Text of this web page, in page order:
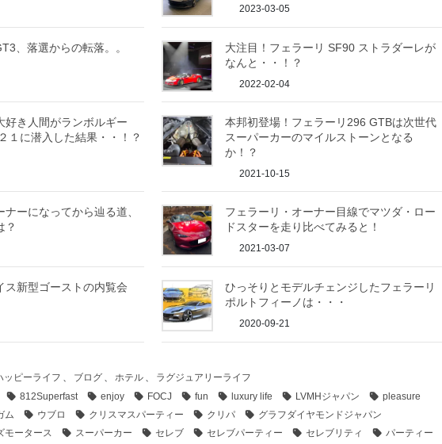
2023-03-05
、落選からの転落。。
大注目！フェラーリ SF90 ストラダーレが
なんと・・！？
2022-02-04
好き人間がランボルギー
１に潜入した結果・・！？
本邦初登場！フェラーリ296 GTBは次世代
スーパーカーのマイルストーンとなる
か！？
2021-10-15
ナーになってから辿る道、
？
フェラーリ・オーナー目線でマツダ・ロー
ドスターを走り比べてみると！
2021-03-07
ス新型ゴーストの内覧会
ひっそりとモデルチェンジしたフェラーリ
ポルトフィーノは・・・
2020-09-21
ッピーライフ 、 ブログ 、 ホテル 、 ラグジュアリーライフ
812Superfast enjoy FOCJ fun luxury life LVMHジャパン
pleasure
ム
ウブロ クリスマスパーティー クリパ
グラフダイヤモンドジャパン
モータース
スーパーカー セレブ セレブパーティー セレブリティ
パーティー